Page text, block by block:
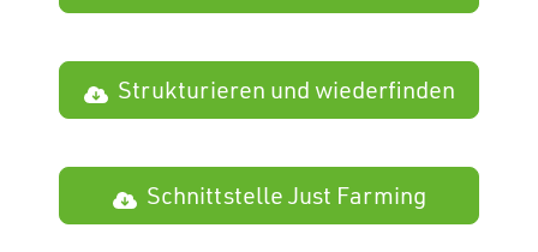
Strukturieren und wiederfinden
Schnittstelle Just Farming